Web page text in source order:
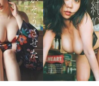
溝端 葵『もう
つの、あおい
で。』
2026年08月09日